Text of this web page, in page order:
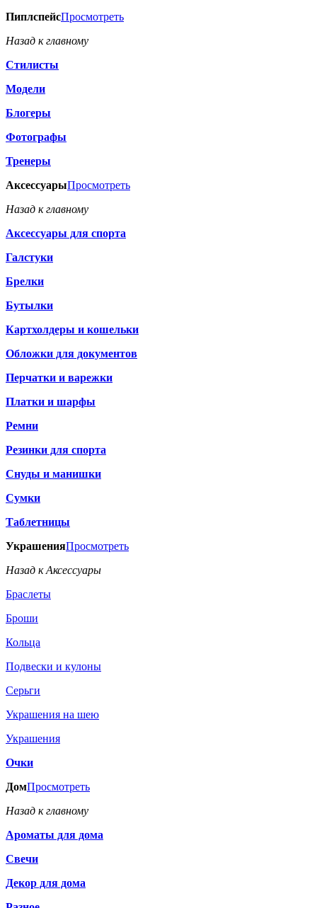
ПиплспейсПросмотреть
Назад к главному
Стилисты
Модели
Блогеры
Фотографы
Тренеры
АксессуарыПросмотреть
Назад к главному
Аксессуары для спорта
Галстуки
Брелки
Бутылки
Картхолдеры и кошельки
Обложки для документов
Перчатки и варежки
Платки и шарфы
Ремни
Резинки для спорта
Снуды и манишки
Сумки
Таблетницы
УкрашенияПросмотреть
Назад к Аксессуары
Браслеты
Броши
Кольца
Подвески и кулоны
Серьги
Украшения на шею
Украшения
Очки
ДомПросмотреть
Назад к главному
Ароматы для дома
Свечи
Декор для дома